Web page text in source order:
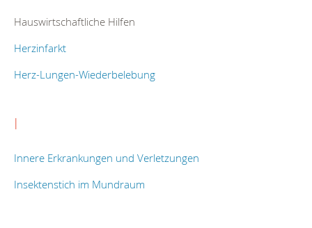
Hauswirtschaftliche Hilfen
Herzinfarkt
Herz-Lungen-Wiederbelebung
I
Innere Erkrankungen und Verletzungen
Insektenstich im Mundraum